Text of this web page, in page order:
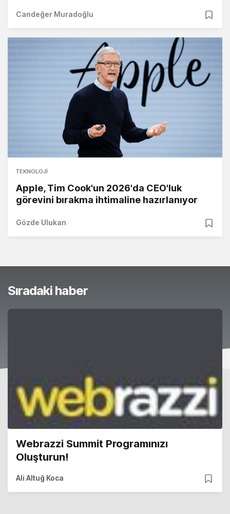
Candeğer Muradoğlu
TEKNOLOJI
Apple, Tim Cook'un 2026'da CEO'luk
görevini bırakma ihtimaline hazırlanıyor
Gözde Ulukan
Sıradaki haber
Webrazzi Summit Programınızı
Oluşturun!
Ali Altuğ Koca